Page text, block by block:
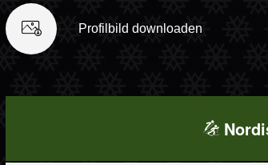
Profilbild downloaden